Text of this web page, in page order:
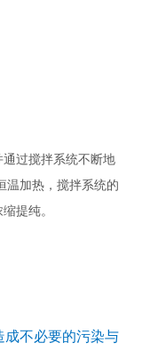
过搅拌系统不断地
温加热，搅拌系统的
提纯。
不必要的污染与